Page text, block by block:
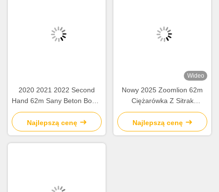
2020 2021 2022 Second
Hand 62m Sany Beton Boom
Pump z betonowym
podwoziem
Najlepszą cenę
Wideo
Nowy 2025 Zoomlion 62m
Ciężarówka Z Sitrak
ZLJ5461THBKF
Najlepszą cenę